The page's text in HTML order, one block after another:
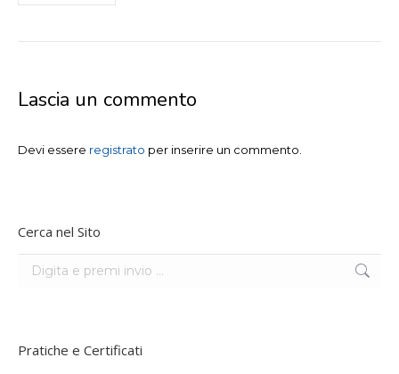
Lascia un commento
Devi essere registrato per inserire un commento.
Cerca nel Sito
Search:
Pratiche e Certificati